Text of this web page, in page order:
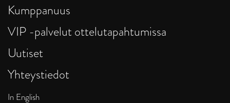
Kumppanuus
VIP -palvelut ottelutapahtumissa
Uutiset
Yhteystiedot
In English